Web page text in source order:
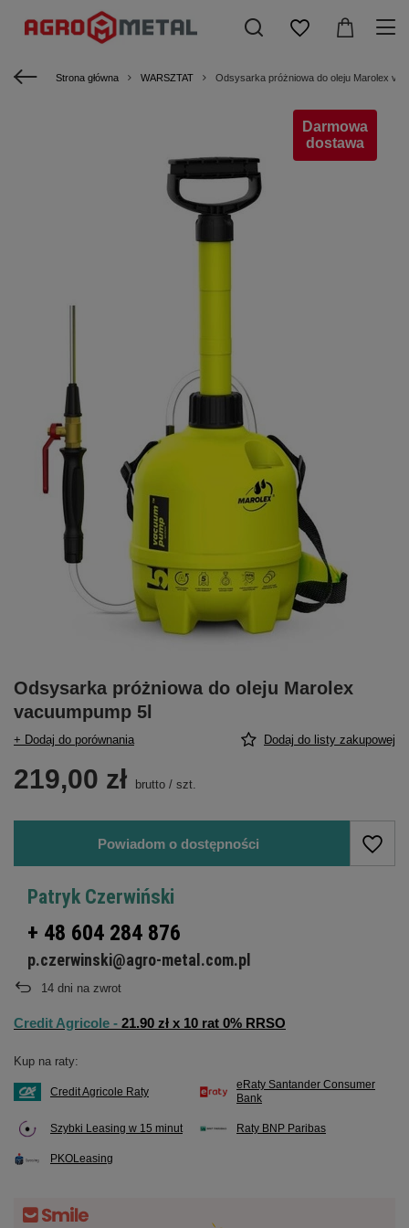
Strona główna WARSZTAT Odsysarka próżniowa do oleju Marolex
Darmowa
dostawa
Odsysarka próżniowa do oleju Marolex
vacuumpump 5l
+ Dodaj do porównania Dodaj do listy zakupowej
219,00 zł brutto / szt.
Powiadom o dostępności
Patryk Czerwiński
+ 48 604 284 876
p.czerwinski@agro-metal.com.pl
14 dni na zwrot
Credit Agricole - 21.90 zł x 10 rat 0% RRSO
Kup na raty:
Credit Agricole Raty
eRaty Santander Consumer
Bank
Szybki Leasing w 15 minut Raty BNP Paribas
PKOLeasing